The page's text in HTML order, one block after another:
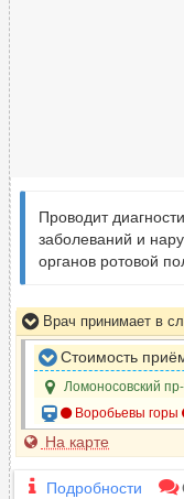
Проводит
заболеваний и
органов ротовой
Врач принимает в
Стоимость
Ломоносовский
Воробьевы горы
На карте
Подробности